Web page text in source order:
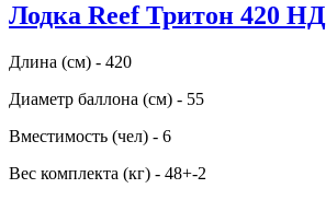
Лодка Reef Тритон 420 НД
Длина (см) - 420
Диаметр баллона (см) - 55
Вместимость (чел) - 6
Вес комплекта (кг) - 48+-2